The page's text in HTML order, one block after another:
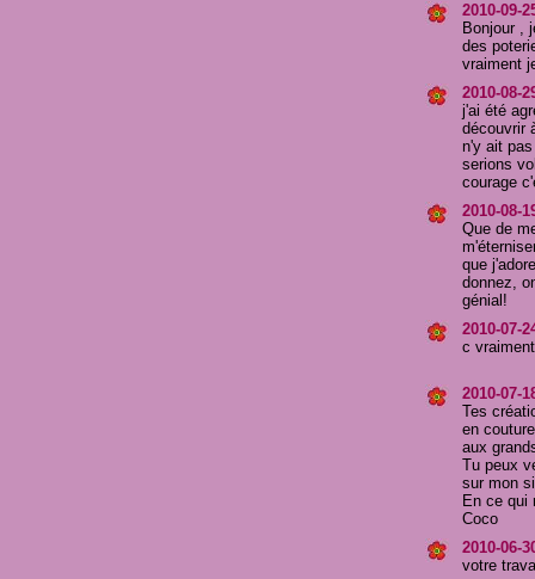
2010-09-
Bonjour ,
des
vraiment
2010-08-
j'ai été
découvrir
n'y ait
serions
courage
2010-08-
Que de
que
donnez,
génial!
2010-07-
c
2010-07-
Tes
en
aux
Tu peux
sur mon
En ce qui
Coco
2010-06-
votre